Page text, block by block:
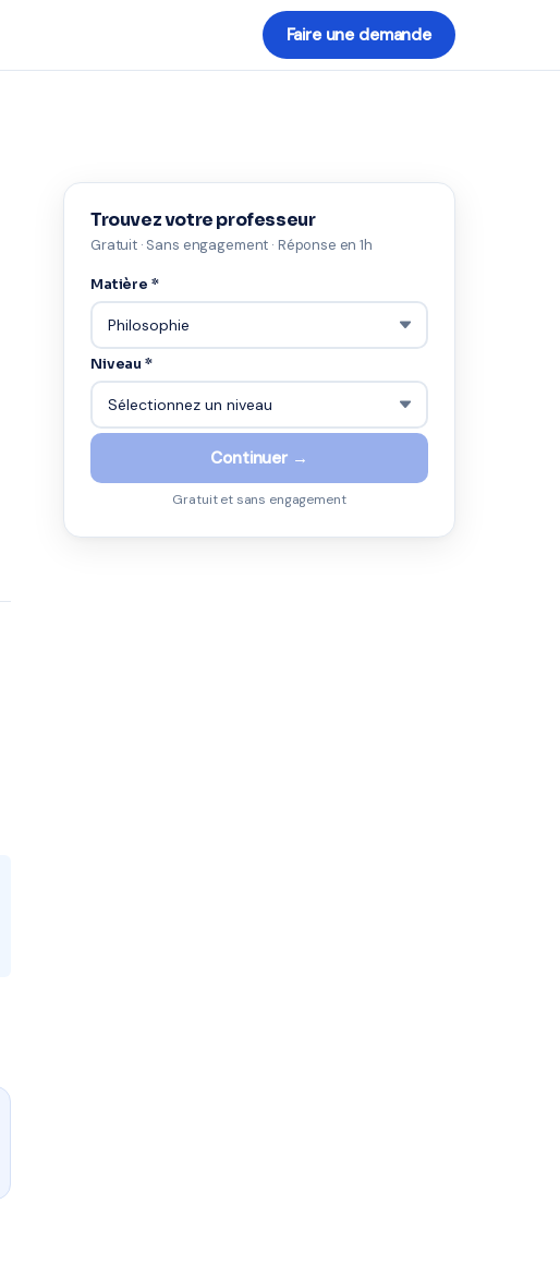
Faire une demande
Trouvez votre professeur
Gratuit · Sans engagement · Réponse en 1h
Matière *
Niveau *
Continuer →
Gratuit et sans engagement